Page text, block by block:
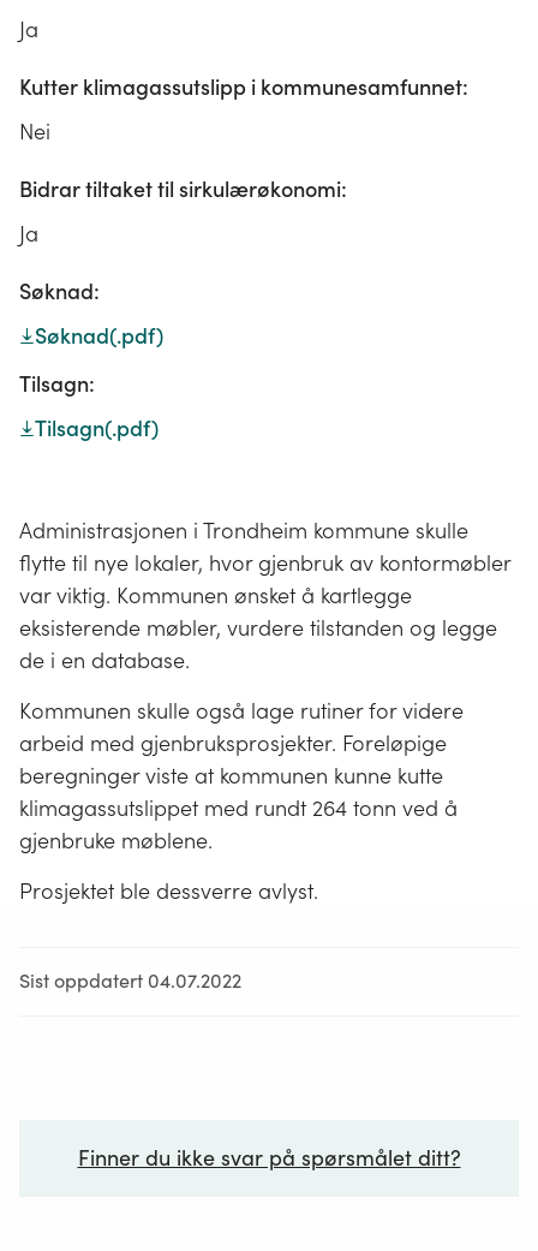
Ja
Kutter klimagassutslipp i kommunesamfunnet:
Nei
Bidrar tiltaket til sirkulærøkonomi:
Ja
Søknad:
Søknad(.pdf)
Tilsagn:
Tilsagn(.pdf)
Administrasjonen i Trondheim kommune skulle
flytte til nye lokaler, hvor gjenbruk av kontormøbler
var viktig. Kommunen ønsket å kartlegge
eksisterende møbler, vurdere tilstanden og legge
de i en database.
Kommunen skulle også lage rutiner for videre
arbeid med gjenbruksprosjekter. Foreløpige
beregninger viste at kommunen kunne kutte
klimagassutslippet med rundt 264 tonn ved å
gjenbruke møblene.
Prosjektet ble dessverre avlyst.
Sist oppdatert 04.07.2022
Finner du ikke svar på spørsmålet ditt?